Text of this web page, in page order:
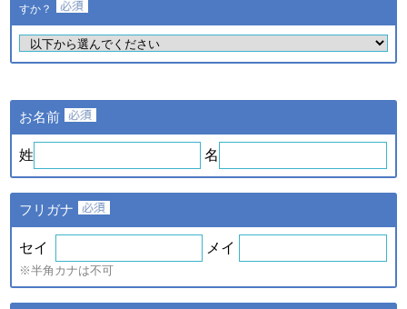
協力に伴い取得した個人情
報
適時スキル診断システムに反
映されます
ｅ．セミナー・展示会等に
よびご連絡のため
品・サービスの提供・改良
や、新たなサービスを開発す
るため
注)上記の内、統計的に処理した情報については、個人の特定が
できない情報です。
（2）個人情報の提供
すか？
お名前
姓 名
フリガナ
セイ メイ
※半角カナは不可